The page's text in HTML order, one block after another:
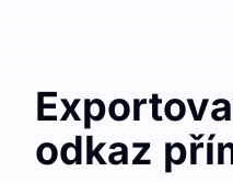
odkaz